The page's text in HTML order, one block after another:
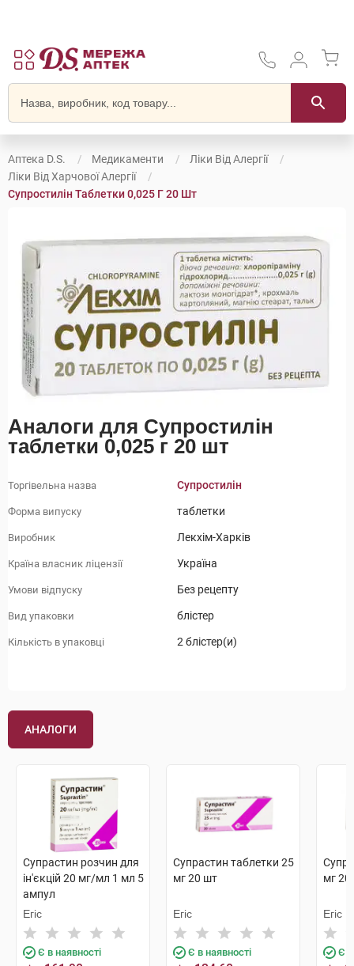
Аптека D.S. Медикаменти
Ліки Від Алергії
Ліки Від Харчової Алергії
Супростилін Таблетки 0,025 Г 20 Шт
Аналоги для Супростилін
таблетки 0,025 г 20 шт
Торгівельна назва Супростилін
Форма випуску таблетки
Виробник Лекхім-Харків
Країна власник ліцензії Україна
Умови відпуску Без рецепту
Вид упаковки блістер
Кількість в упаковці 2 блістер(и)
АНАЛОГИ
Супрастин розчин для
ін'єкцій 20 мг/мл 1 мл 5
ампул
Егіс
Є в наявності
Супрастин таблетки 25
мг 20 шт
Егіс
Є в наявності
мг
Егіс
Є в